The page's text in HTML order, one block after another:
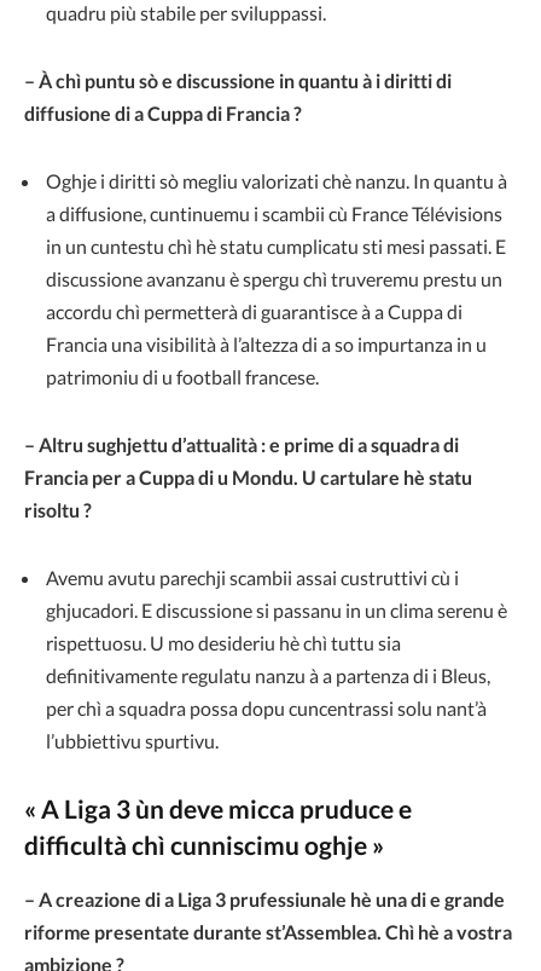
quadru più stabile per sviluppassi.
– À chì puntu sò e discussione in quantu à i diritti di
diffusione di a Cuppa di Francia ?
Oghje i diritti sò megliu valorizati chè nanzu. In quantu à
a diffusione, cuntinuemu i scambii cù France Télévisions
in un cuntestu chì hè statu cumplicatu sti mesi passati. E
discussione avanzanu è spergu chì truveremu prestu un
accordu chì permetterà di guarantisce à a Cuppa di
Francia una visibilità à l’altezza di a so impurtanza in u
patrimoniu di u football francese.
– Altru sughjettu d’attualità : e prime di a squadra di
Francia per a Cuppa di u Mondu. U cartulare hè statu
risoltu ?
Avemu avutu parechji scambii assai custruttivi cù i
ghjucadori. E discussione si passanu in un clima serenu è
rispettuosu. U mo desideriu hè chì tuttu sia
definitivamente regulatu nanzu à a partenza di i Bleus,
per chì a squadra possa dopu cuncentrassi solu nant’à
l’ubbiettivu spurtivu.
« A Liga 3 ùn deve micca pruduce e
difficultà chì cunniscimu oghje »
– A creazione di a Liga 3 prufessiunale hè una di e grande
riforme presentate durante st’Assemblea. Chì hè a vostra
ambizione ?